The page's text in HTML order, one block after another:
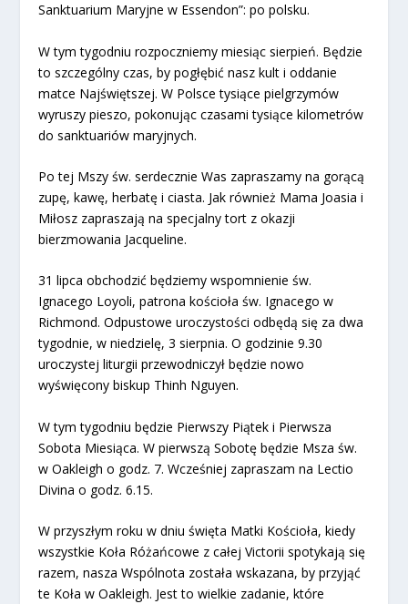
Sanktuarium Maryjne w Essendon”: po polsku.
W tym tygodniu rozpoczniemy miesiąc sierpień. Będzie
to szczególny czas, by pogłębić nasz kult i oddanie
matce Najświętszej. W Polsce tysiące pielgrzymów
wyruszy pieszo, pokonując czasami tysiące kilometrów
do sanktuariów maryjnych.
Po tej Mszy św. serdecznie Was zapraszamy na gorącą
zupę, kawę, herbatę i ciasta. Jak również Mama Joasia i
Miłosz zapraszają na specjalny tort z okazji
bierzmowania Jacqueline.
31 lipca obchodzić będziemy wspomnienie św.
Ignacego Loyoli, patrona kościoła św. Ignacego w
Richmond. Odpustowe uroczystości odbędą się za dwa
tygodnie, w niedzielę, 3 sierpnia. O godzinie 9.30
uroczystej liturgii przewodniczył będzie nowo
wyświęcony biskup Thinh Nguyen.
W tym tygodniu będzie Pierwszy Piątek i Pierwsza
Sobota Miesiąca. W pierwszą Sobotę będzie Msza św.
w Oakleigh o godz. 7. Wcześniej zapraszam na Lectio
Divina o godz. 6.15.
W przyszłym roku w dniu święta Matki Kościoła, kiedy
wszystkie Koła Różańcowe z całej Victorii spotykają się
razem, nasza Wspólnota została wskazana, by przyjąć
te Koła w Oakleigh. Jest to wielkie zadanie, które